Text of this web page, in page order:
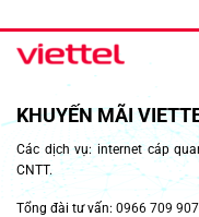
KHUYẾN MÃI
Các dịch vụ: internet cáp
CNTT.
Tổng đài tư vấn: 0966 709 907